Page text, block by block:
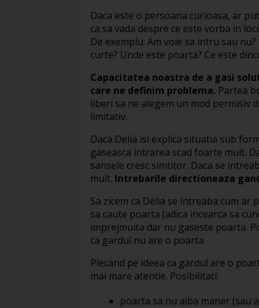
Daca este o persoana curioasa, ar
ca sa vada despre ce este vorba in
De exemplu: Am voie sa intru sau
curte? Unde este poarta? Ce este
Capacitatea noastra de a gasi
care ne definim problema. Partea
liberi sa ne alegem un mod permisiv
limitativ.
Daca Delia isi explica situatia sub
gaseasca intrarea scad foarte mult.
sansele cresc simtitor. Daca se
mult. Intrebarile directioneaza
Sa zicem ca Delia se intreaba cum
sa caute poarta (adica incearca sa
imprejmuita dar nu gaseste poarta.
ca gardul nu are o poarta.
Plecand pe ideea ca gardul are o
mai mare atentie. Posibilitati:
poarta sa nu aiba maner (sau